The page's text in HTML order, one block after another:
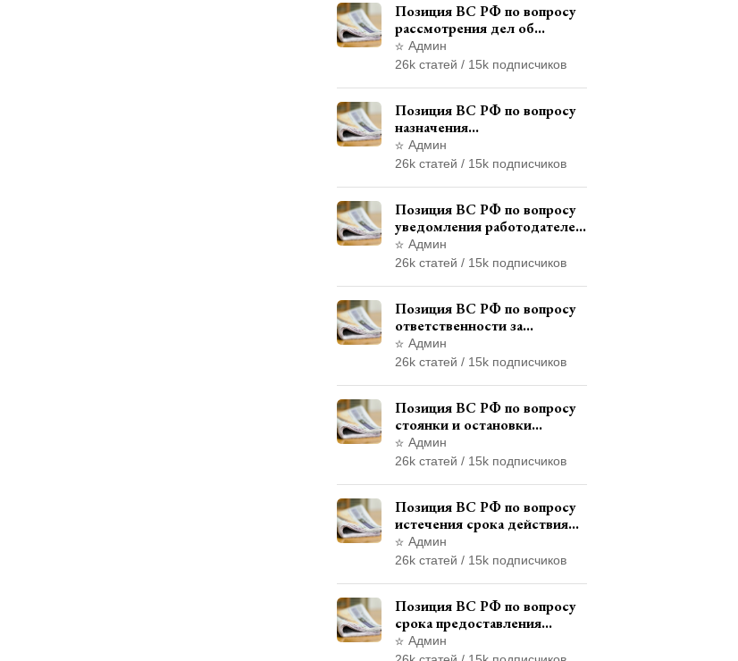
Позиция ВС РФ по вопросу
рассмотрения дел об
административных
правонарушениях по месту
ответственности
Админ
26k статей / 15k подписчиков
Позиция ВС РФ по вопросу
назначения
административного
наказания в виде лишения
Админ
26k статей / 15k подписчиков
Позиция ВС РФ по вопросу
уведомления работодателем
о заключении трудового
договора с бывшим
Админ
26k статей / 15k подписчиков
Позиция ВС РФ по вопросу
ответственности за
непредоставление
документов при проведении
Админ
26k статей / 15k подписчиков
Позиция ВС РФ по вопросу
стоянки и остановки
транспортного средства на
тротуаре и квалификации
Админ
26k статей / 15k подписчиков
Позиция ВС РФ по вопросу
истечения срока действия
транзитных знаков
иностранного государства и
правонарушения
Админ
26k статей / 15k подписчиков
Позиция ВС РФ по вопросу
срока предоставления
итогового финансового
отчета кандидатом в
Админ